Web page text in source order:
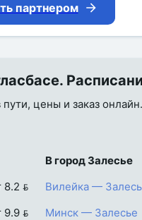
партнером
цены и заказ
8.2 
9.9 
В город Залесье
Вилейка —
Минск — Залесье